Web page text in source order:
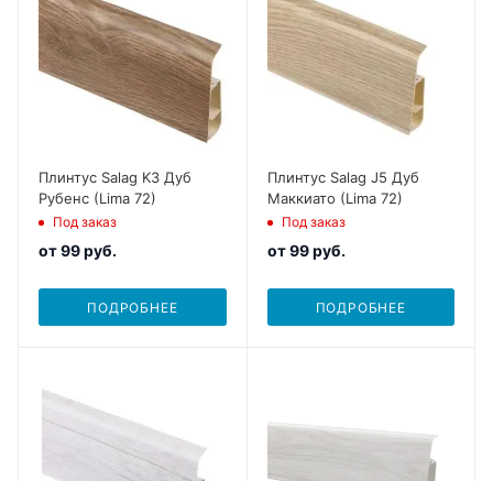
Плинтус Salag K3 Дуб
Рубенс (Lima 72)
Под заказ
от99 руб.
ПОДРОБНЕЕ
Плинтус Salag J5 Дуб
Маккиато (Lima 72)
Под заказ
от99 руб.
ПОДРОБНЕЕ